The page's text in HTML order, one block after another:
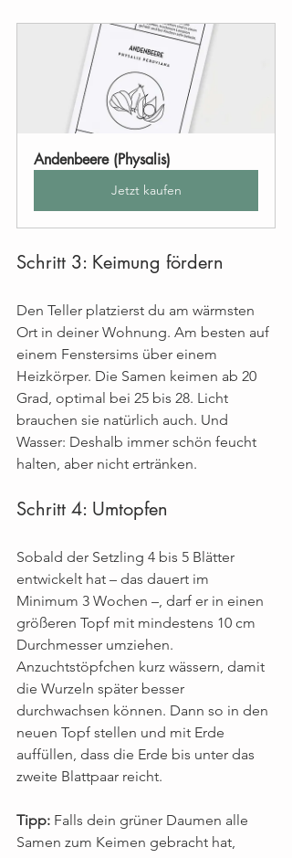
Andenbeere (Physalis)
Jetzt kaufen
Schritt 3: Keimung fördern
Den Teller platzierst du am wärmsten
Ort in deiner Wohnung. Am besten auf
einem Fenstersims über einem
Heizkörper. Die Samen keimen ab 20
Grad, optimal bei 25 bis 28. Licht
brauchen sie natürlich auch. Und
Wasser: Deshalb immer schön feucht
halten, aber nicht ertränken.
Schritt 4: Umtopfen
Sobald der Setzling 4 bis 5 Blätter
entwickelt hat – das dauert im
Minimum 3 Wochen –, darf er in einen
größeren Topf mit mindestens 10 cm
Durchmesser umziehen.
Anzuchtstöpfchen kurz wässern, damit
die Wurzeln später besser
durchwachsen können. Dann so in den
neuen Topf stellen und mit Erde
auffüllen, dass die Erde bis unter das
zweite Blattpaar reicht.
Tipp: Falls dein grüner Daumen alle
Samen zum Keimen gebracht hat,